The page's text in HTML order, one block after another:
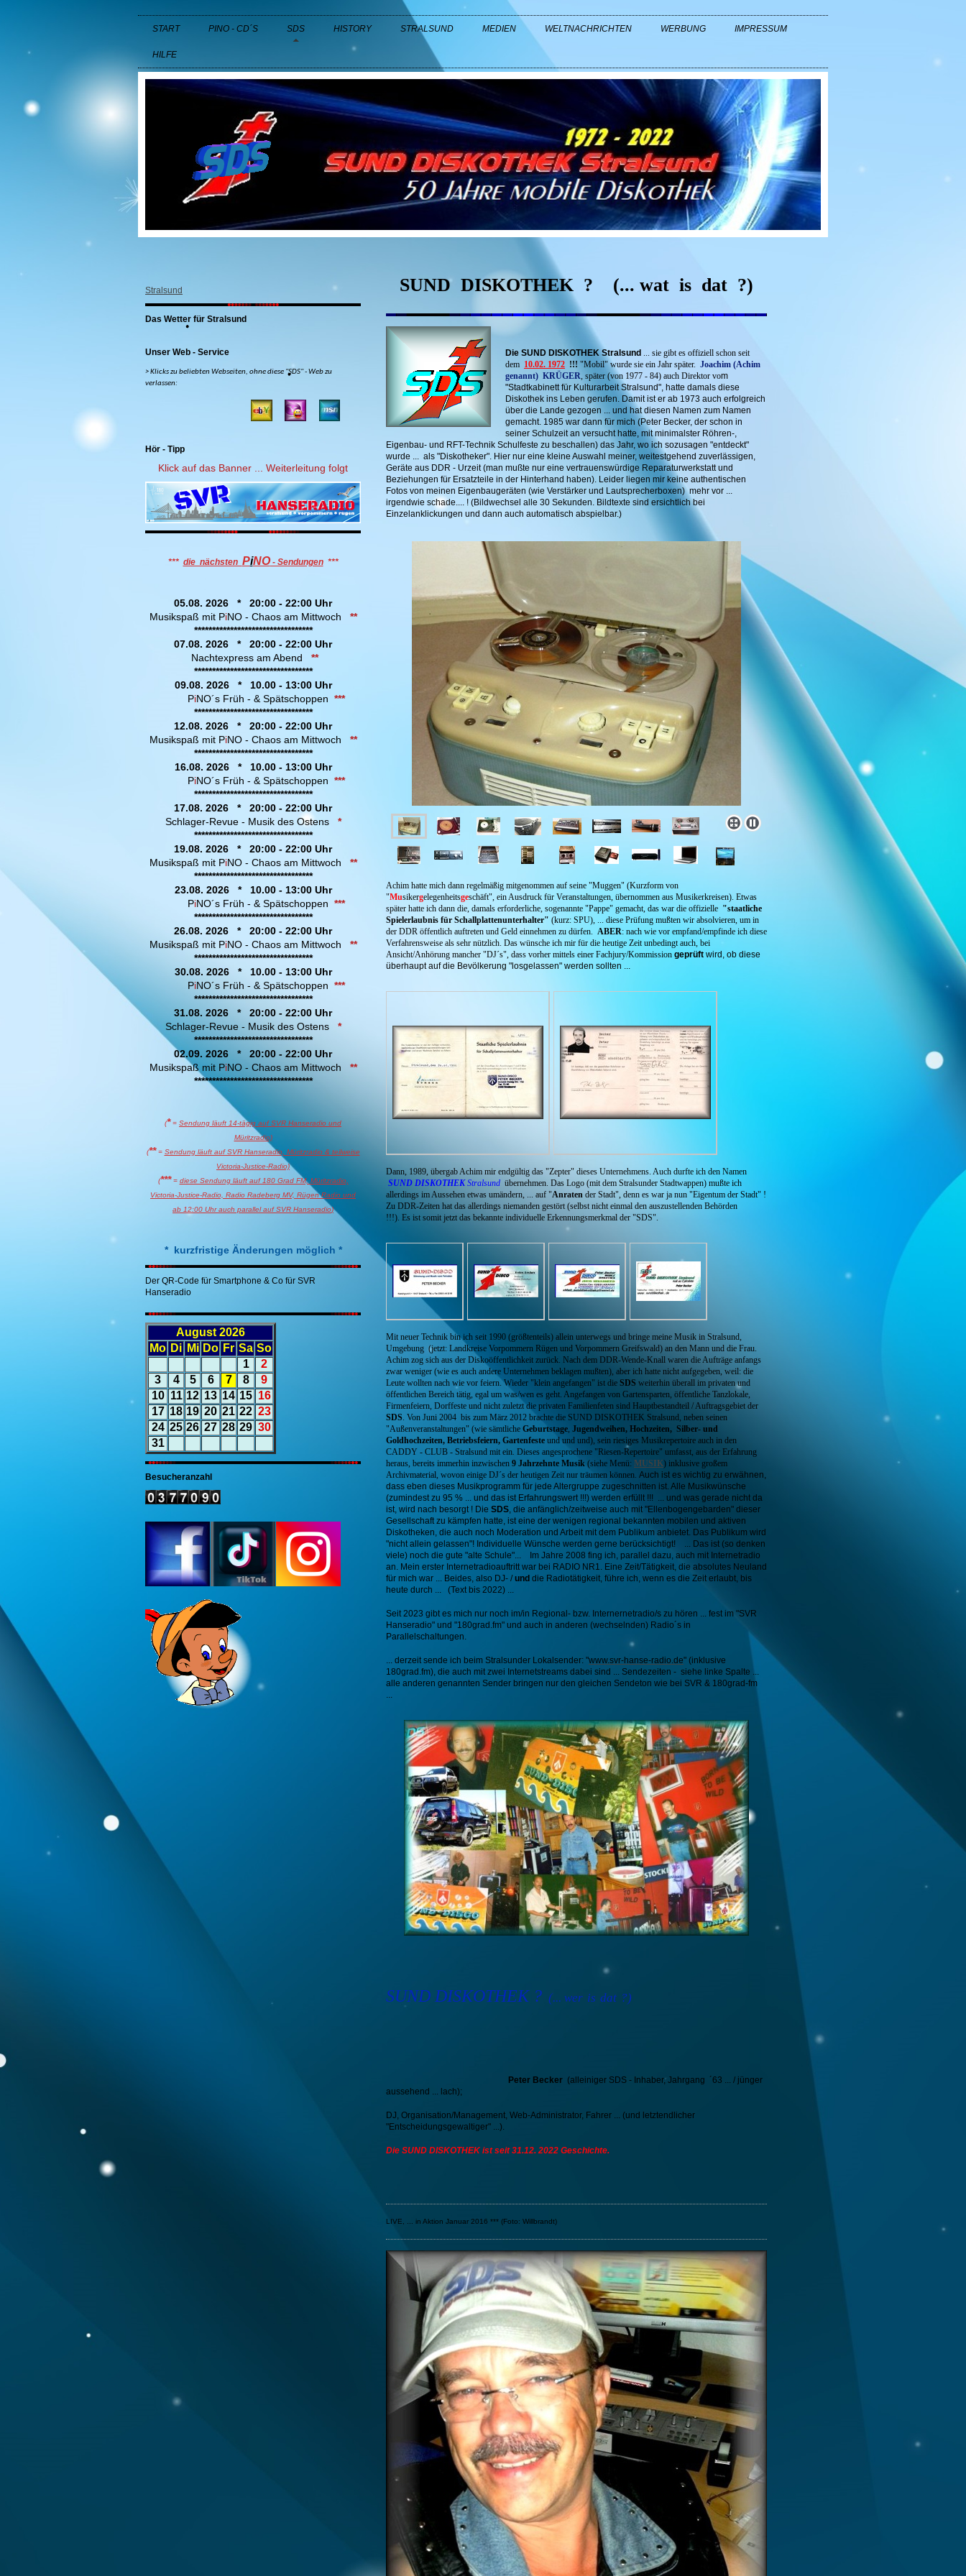
START PINO - CD´S SDS HISTORY STRALSUND MEDIEN WELTNACHRICHTEN WERBUNG IMPRESSUM
HILFE
SUND DISKOTHEK ? (... wat is dat ?)
Die SUND DISKOTHEK Stralsund
... sie gibt es offiziell schon seit
dem 10.02. 1972 !!! "Mobil" wurde sie ein Jahr später. Joachim (Achim
genannt) KRÜGER , später (von 1977 - 84) auch Direktor vom
"Stadtkabinett für Kulturarbeit Stralsund", hatte damals diese
Diskothek ins Leben gerufen. Damit ist er ab 1973 auch erfolgreich
über die Lande gezogen ... und hat diesen Namen zum Namen
gemacht. 1985 war dann für mich (Peter Becker, der schon in
seiner Schulzeit an versucht hatte, mit minimalster Röhren-,
Eigenbau- und RFT-Technik Schulfeste zu beschallen) das Jahr, wo ich sozusagen "entdeckt"
wurde ... als "Diskotheker". Hier nur eine kleine Auswahl meiner, weitestgehend zuverlässigen,
Geräte aus DDR - Urzeit (man mußte nur eine vertrauenswürdige Reparaturwerkstatt und
Beziehungen für Ersatzteile in der Hinterhand haben). Leider liegen mir keine authentischen
Fotos von meinen Eigenbaugeräten (wie Verstärker und Lautsprecherboxen) mehr vor ...
irgendwie schade.... ! (Bildwechsel alle 30 Sekunden. Bildtexte sind ersichtlich bei
Einzelanklickungen und dann auch automatisch abspielbar.)
Achim hatte mich dann regelmäßig mitgenommen auf seine "Muggen" (Kurzform von
"Musikergelegenheitsgeschäft", ein Ausdruck für Veranstaltungen, übernommen aus Musikerkreisen). Etwas
später hatte ich dann die, damals erforderliche, sogenannte "Pappe" gemacht, das war die offizielle "staatliche
Spielerlaubnis für Schallplattenunterhalter" (kurz: SPU), ... diese Prüfung mußten wir absolvieren, um in
der DDR öffentlich auftreten und Geld einnehmen zu dürfen. ABER: nach wie vor empfand/empfinde ich diese
Verfahrensweise als sehr nützlich. Das wünsche ich mir für die heutige Zeit unbedingt auch, bei
Ansicht/Anhörung mancher "DJ´s", dass vorher mittels einer Fachjury/Kommission geprüft wird, ob diese
überhaupt auf die Bevölkerung "losgelassen" werden sollten ...
Dann, 1989, übergab Achim mir endgültig das "Zepter" dieses Unternehmens. Auch durfte ich den Namen
SUND DISKOTHEKStralsund übernehmen. Das Logo (mit dem Stralsunder Stadtwappen) mußte ich
allerdings im Aussehen etwas umändern, ... auf "Anraten der Stadt", denn es war ja nun "Eigentum der Stadt" !
Zu DDR-Zeiten hat das allerdings niemanden gestört (selbst nicht einmal den auszustellenden Behörden
!!!). Es ist somit jetzt das bekannte individuelle Erkennungsmerkmal der "SDS".
Mit neuer Technik bin ich seit 1990 (größtenteils) allein unterwegs und bringe meine Musik in Stralsund,
Umgebung (jetzt: Landkreise Vorpommern Rügen und Vorpommern Greifswald) an den Mann und die Frau.
Achim zog sich aus der Diskoöffentlichkeit zurück. Nach dem DDR-Wende-Knall waren die Aufträge anfangs
zwar weniger (wie es auch andere Unternehmen beklagen mußten), aber ich hatte nicht aufgegeben, weil: die
Leute wollten nach wie vor feiern. Wieder "klein angefangen" ist die SDS weiterhin überall im privaten und
öffentlichen Bereich tätig, egal um was/wen es geht. Angefangen von Gartensparten, öffentliche Tanzlokale,
Firmenfeiern, Dorffeste und nicht zuletzt die privaten Familienfeten sind Hauptbestandteil / Auftragsgebiet der
SDS . Von Juni 2004 bis zum März 2012 brachte die SUND DISKOTHEK Stralsund, neben seinen
"Außenveranstaltungen" (wie sämtliche Geburtstage Jugendweihen, Hochzeiten, Silber- und
Goldhochzeiten, Betriebsfeiern, Gartenfeste und und und), sein riesiges Musikrepertoire auch in den
CADDY - CLUB - Stralsund mit ein Dieses angesprochene "Riesen-Repertoire" umfasst, aus der Erfahrung
heraus, bereits immerhin inzwischen 9 Jahrzehnte Musik (siehe Menü: MUSIK) inklusive großem
Archivmaterial, wovon einige DJ´s der heutigen Zeit nur träumen können. Auch ist es wichtig zu erwähnen,
dass eben dieses Musikprogramm für jede Altergruppe zugeschnitten ist. Alle Musikwünsche
(zumindest zu 95 % ... und das ist Erfahrungswert !!!) werden erfüllt !!! ... und was gerade nicht da
ist, wird nach besorgt ! Die SDS , die anfänglich/zeitweise auch mit "Ellenbogengebarden" dieser
Gesellschaft zu kämpfen hatte, ist eine der wenigen regional bekannten mobilen und aktiven
Diskotheken, die auch noch Moderation und Arbeit mit dem Publikum anbietet. Das Publikum wird
"nicht allein gelassen"! Individuelle Wünsche werden gerne berücksichtigt! ...
Das ist (so denken
viele) noch die gute "alte Schule"...
Im Jahre 2008 fing ich, parallel dazu, auch mit Internetradio
an. Mein erster Internetradioauftritt war bei RADIO NR1. Eine Zeit/Tätigkeit, die absolutes Neuland
für mich war ... Beides, also DJ- /und die Radiotätigkeit, führe ich, wenn es die Zeit erlaubt, bis
heute durch ... (Text bis 2022) ...
Seit 2023 gibt es mich nur noch im/in Regional- bzw. Internernetradio/s zu hören ... fest im "SVR
Hanseradio" und "180grad.fm" und auch in anderen (wechselnden) Radio´s in
Parallelschaltungen.
... derzeit sende ich beim Stralsunder Lokalsender: "www.svr-hanse-radio.de" (inklusive
180grad.fm) , die auch mit zwei Internetstreams dabei sind ... Sendezeiten - siehe linke Spalte
alle anderen genannten Sender bringen nur den gleichen Sendeton wie bei SVR & 180grad-fm
SUND DISKOTHEK ? (... wer is dat ?)
Peter Becker (alleiniger SDS - Inhaber, Jahrgang ´63 ... / jünger
aussehend ... lach);
DJ, Organisation/Management, Web-Administrator, Fahrer ... (und letztendlicher
"Entscheidungsgewaltiger" ...).
Die SUND DISKOTHEK ist seit 31.12. 2022 Geschichte.
LIVE, ... in Aktion Januar 2016 *** (Foto: Willbrandt)
Stralsund
Das Wetter für Stralsund
Unser Web - Service
> Klicks zu beliebten Webseiten, ohne diese "SDS" - Web zu
verlassen:
Hör - Tipp
Klick auf das Banner ... Weiterleitung folgt
*** die nächsten PiNO- Sendungen***
05.08. 2026 * 20:00 - 22:00 Uhr
Musikspaß mit PiNO - Chaos am Mittwoch **
*********************************
07.08. 2026 * 20:00 - 22:00 Uhr
Nachtexpress am Abend
**
*********************************
09.08. 2026 * 10.00 - 13:00 Uhr
PiNO´s Früh - & Spätschoppen ***
*********************************
12.08. 2026 * 20:00 - 22:00 Uhr
Musikspaß mit PiNO - Chaos am Mittwoch
**
*********************************
16.08. 2026 * 10.00 - 13:00 Uhr
PiNO´s Früh - & Spätschoppen ***
*********************************
17.08. 2026 * 20:00 - 22:00 Uhr
Schlager-Revue - Musik des Ostens *
*********************************
19.08. 2026 * 20:00 - 22:00 Uhr
Musikspaß mit PiNO - Chaos am Mittwoch **
*********************************
23.08. 2026 * 10.00 - 13:00 Uhr
PiNO´s Früh - & Spätschoppen ***
*********************************
26.08. 2026 * 20:00 - 22:00 Uhr
Musikspaß mit PiNO - Chaos am Mittwoch
**
*********************************
30.08. 2026 * 10.00 - 13:00 Uhr
PiNO´s Früh - & Spätschoppen ***
*********************************
31.08. 2026 * 20:00 - 22:00 Uhr
Schlager-Revue - Musik des Ostens *
*********************************
02.09. 2026 * 20:00 - 22:00 Uhr
Musikspaß mit PiNO - Chaos am Mittwoch **
*********************************
(*= Sendung läuft 14-tägig auf SVR Hanseradio und
Müritzradio)
(**= Sendung läuft auf SVR Hanseradio, Müritzradio & teilweise
Victoria-Justice-Radio)
(***= diese Sendung läuft auf 180 Grad FM, Müritzradio,
Victoria-Justice-Radio, Radio Radeberg MV, Rügen Radio und
ab 12:00 Uhr auch parallel auf SVR Hanseradio)
* kurzfristige Änderungen möglich *
Der QR-Code für Smartphone & Co für SVR
Hanseradio
August 2026
Mo Di Mi Do Fr Sa So
1
2
3
4 5 6 7 8
9
10 11 12 13 14 15 16
17 18 19 20 21 22 23
24 25 26 27 28 29 30
31
Besucheranzahl